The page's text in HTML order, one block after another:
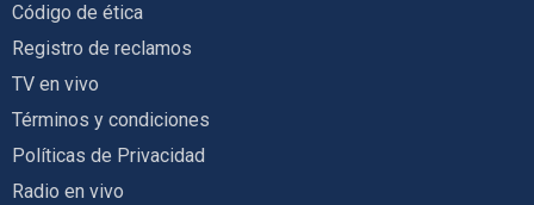
Código de ética
Registro de reclamos
TV en vivo
Términos y condiciones
Políticas de Privacidad
Radio en vivo